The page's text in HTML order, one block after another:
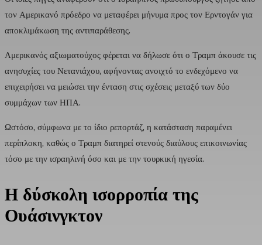
τον Αμερικανό πρόεδρο να μεταφέρει μήνυμα προς τον Ερντογάν για
αποκλιμάκωση της αντιπαράθεσης.
Αμερικανός αξιωματούχος φέρεται να δήλωσε ότι ο Τραμπ άκουσε τις
ανησυχίες του Νετανιάχου, αφήνοντας ανοιχτό το ενδεχόμενο να
επιχειρήσει να μειώσει την ένταση στις σχέσεις μεταξύ των δύο
συμμάχων των ΗΠΑ.
Ωστόσο, σύμφωνα με το ίδιο ρεπορτάζ, η κατάσταση παραμένει
περίπλοκη, καθώς ο Τραμπ διατηρεί στενούς διαύλους επικοινωνίας
τόσο με την ισραηλινή όσο και με την τουρκική ηγεσία.
Η δύσκολη ισορροπία της
Ουάσινγκτον